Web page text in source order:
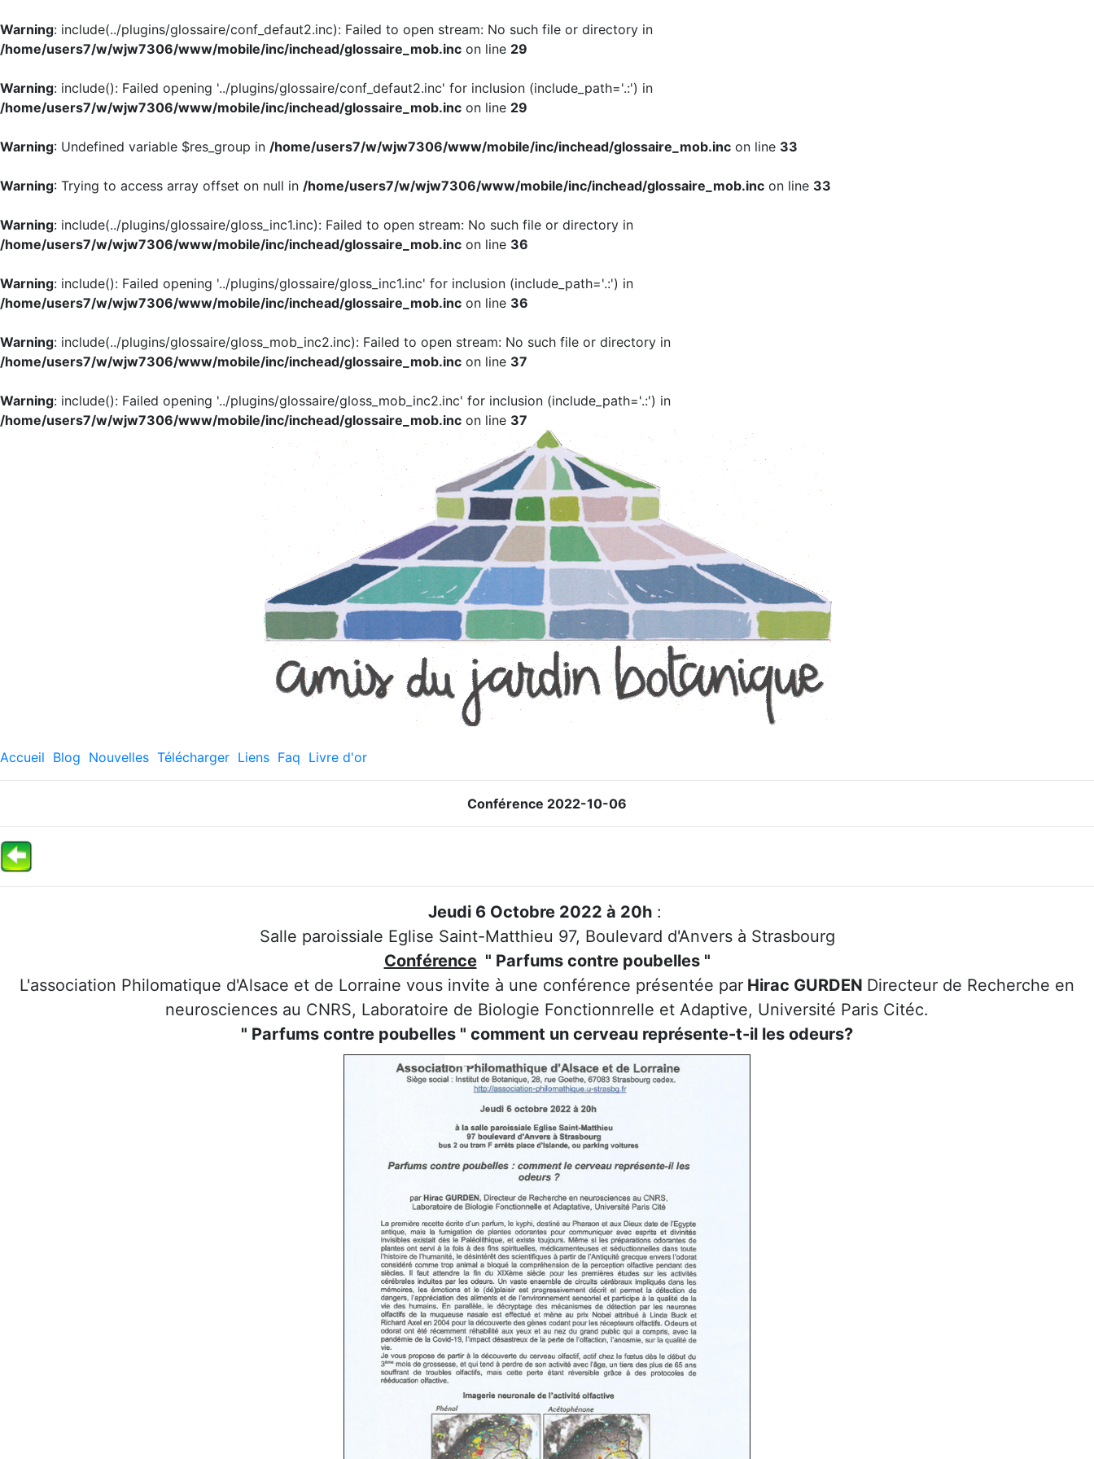
Warning: include(../plugins/glossaire/conf_defaut2.inc): Failed to open stream: No such file or directory in
/home/users7/w/wjw7306/www/mobile/inc/inchead/glossaire_mob.inc on line 29
Warning: include(): Failed opening '../plugins/glossaire/conf_defaut2.inc' for inclusion (include_path='.:') in
/home/users7/w/wjw7306/www/mobile/inc/inchead/glossaire_mob.inc on line 29
Warning: Undefined variable $res_group in /home/users7/w/wjw7306/www/mobile/inc/inchead/glossaire_mob.inc on line 33
Warning: Trying to access array offset on null in /home/users7/w/wjw7306/www/mobile/inc/inchead/glossaire_mob.inc on line 33
Warning: include(../plugins/glossaire/gloss_inc1.inc): Failed to open stream: No such file or directory in
/home/users7/w/wjw7306/www/mobile/inc/inchead/glossaire_mob.inc on line 36
Warning: include(): Failed opening '../plugins/glossaire/gloss_inc1.inc' for inclusion (include_path='.:') in
/home/users7/w/wjw7306/www/mobile/inc/inchead/glossaire_mob.inc on line 36
Warning: include(../plugins/glossaire/gloss_mob_inc2.inc): Failed to open stream: No such file or directory in
/home/users7/w/wjw7306/www/mobile/inc/inchead/glossaire_mob.inc on line 37
Warning: include(): Failed opening '../plugins/glossaire/gloss_mob_inc2.inc' for inclusion (include_path='.:') in
/home/users7/w/wjw7306/www/mobile/inc/inchead/glossaire_mob.inc on line 37
Accueil Blog Nouvelles Télécharger Liens Faq Livre d'or
Conférence 2022-10-06
Jeudi 6 Octobre 2022 à 20h:
Salle paroissiale Eglise Saint-Matthieu 97, Boulevard d'Anvers à Strasbourg
Conférence" Parfums contre poubelles "
L'association Philomatique d'Alsace et de Lorraine vous invite à une conférence présentée par Hirac GURDEN Directeur de Recherche en
neurosciences au CNRS, Laboratoire de Biologie Fonctionnrelle et Adaptive, Université Paris Citéc.
" Parfums contre poubelles " comment un cerveau représente-t-il les odeurs?